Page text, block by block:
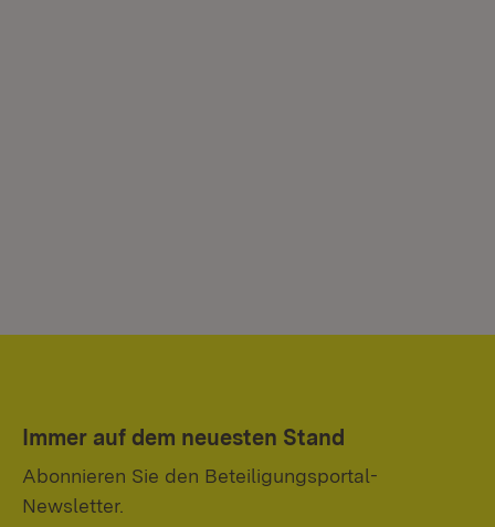
Immer auf dem neuesten Stand
Abonnieren Sie den Beteiligungsportal-
Newsletter.